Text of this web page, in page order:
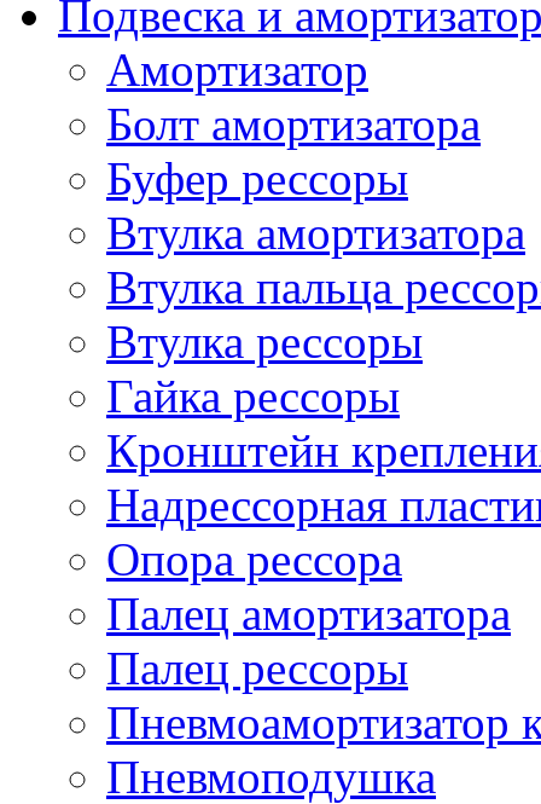
Подвеска и
Амортизатор
Болт амортизатора
Буфер рессоры
Втулка амортизатора
Втулка пальца
Втулка рессоры
Гайка рессоры
Кронштейн
Надрессорная
Опора рессора
Палец амортизатора
Палец рессоры
Пневмоамортизатор
Пневмоподушка